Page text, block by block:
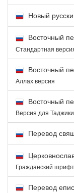
Новый
Восточный
Стандартная
Восточный
Аллах версия
Восточный
Версия для
Перевод
Гражданский шрифт
Перевод